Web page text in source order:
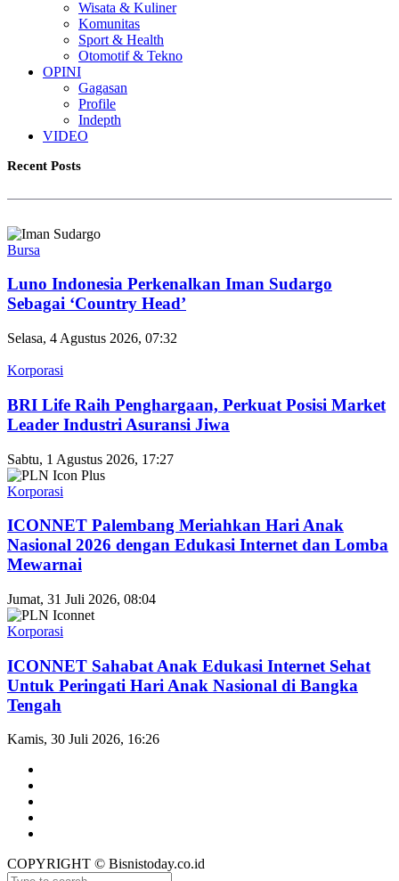
Wisata & Kuliner
Komunitas
Sport & Health
Otomotif & Tekno
OPINI
Gagasan
Profile
Indepth
VIDEO
Recent Posts
Bursa
Luno Indonesia Perkenalkan Iman Sudargo
Sebagai ‘Country Head’
Selasa, 4 Agustus 2026, 07:32
Korporasi
BRI Life Raih Penghargaan, Perkuat Posisi Market
Leader Industri Asuransi Jiwa
Sabtu, 1 Agustus 2026, 17:27
Korporasi
ICONNET Palembang Meriahkan Hari Anak
Nasional 2026 dengan Edukasi Internet dan Lomba
Mewarnai
Jumat, 31 Juli 2026, 08:04
Korporasi
ICONNET Sahabat Anak Edukasi Internet Sehat
Untuk Peringati Hari Anak Nasional di Bangka
Tengah
Kamis, 30 Juli 2026, 16:26
COPYRIGHT © Bisnistoday.co.id